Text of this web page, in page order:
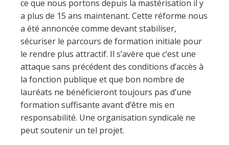
ce que nous portons depuis la mastérisation il y
a plus de 15 ans maintenant. Cette réforme nous
a été annoncée comme devant stabiliser,
sécuriser le parcours de formation initiale pour
le rendre plus attractif. Il s’avère que c’est une
attaque sans précédent des conditions d’accès à
la fonction publique et que bon nombre de
lauréats ne bénéficieront toujours pas d’une
formation suffisante avant d’être mis en
responsabilité. Une organisation syndicale ne
peut soutenir un tel projet.